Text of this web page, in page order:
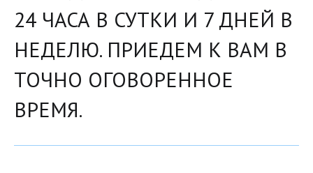
24 ЧАСА В СУТКИ И 7 ДНЕЙ В
НЕДЕЛЮ. ПРИЕДЕМ К ВАМ В
ТОЧНО ОГОВОРЕННОЕ
ВРЕМЯ.